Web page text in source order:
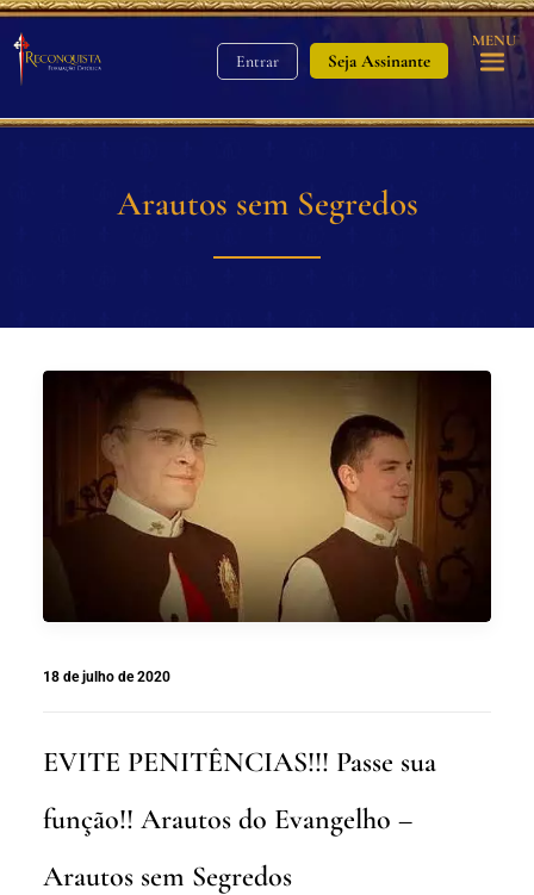
Entrar Seja Assinante
MENU
Arautos sem Segredos
18 de julho de 2020
EVITE PENITÊNCIAS!!! Passe sua
função!! Arautos do Evangelho –
Arautos sem Segredos